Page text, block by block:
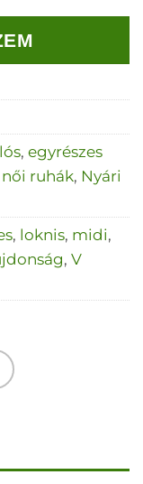
, egyrészes
ruhák, Nyári
, loknis, midi,
, V